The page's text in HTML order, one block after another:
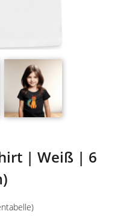
| Weiß | 6